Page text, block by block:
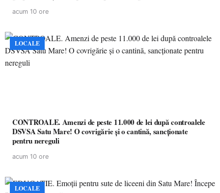
acum 10 ore
LOCALE
CONTROALE. Amenzi de peste 11.000 de lei după controalele
DSVSA Satu Mare! O covrigărie și o cantină, sancționate
pentru nereguli
acum 10 ore
LOCALE